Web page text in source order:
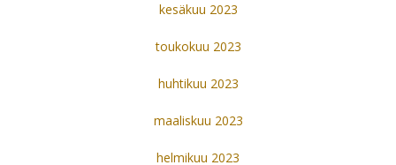
kesäkuu 2023
toukokuu 2023
huhtikuu 2023
maaliskuu 2023
helmikuu 2023